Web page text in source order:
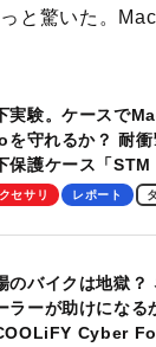
と驚いた。
実験。ケースで
を守れるか？ 耐
保護ケース「
」を検証。学生
セサリ レポート
のバイクは地獄？
ラーが助けになる
Cyber